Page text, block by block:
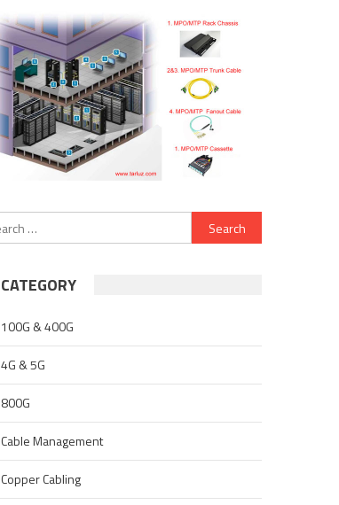
Search
for:
CATEGORY
100G & 400G
4G & 5G
800G
Cable Management
Copper Cabling